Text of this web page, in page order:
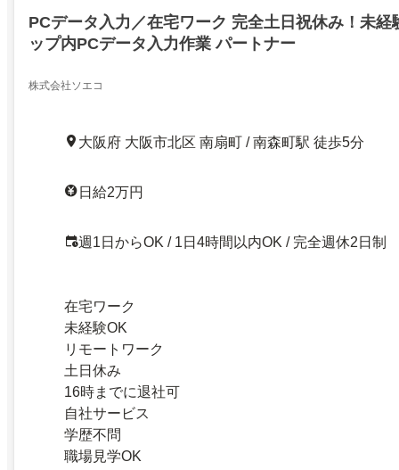
PCデータ入力／在宅ワーク 完全土日祝休み！未経
ップ内PCデータ入力作業 パートナー
株式会社ソエコ
大阪府 大阪市北区 南扇町 / 南森町駅 徒歩5分
日給2万円
週1日からOK / 1日4時間以内OK / 完全週休2日制
在宅ワーク
未経験OK
リモートワーク
土日休み
16時までに退社可
自社サービス
学歴不問
職場見学OK